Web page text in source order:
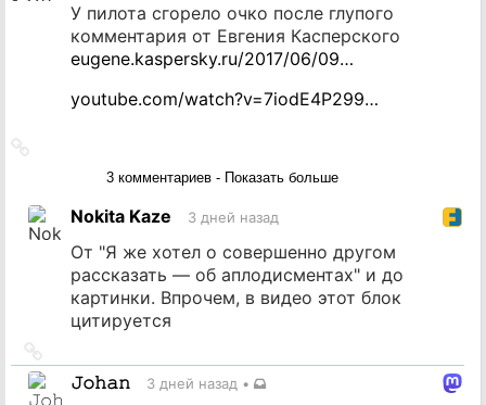
У пилота сгорело очко после глупого
комментария от Евгения Касперского
eugene.kaspersky.ru/2017/06/09…
youtube.com/watch?v=7iodE4P299…
3 комментариев - Показать больше
Nokita Kaze 3 дней назад
От "Я же хотел о совершенно другом
рассказать — об аплодисментах" и до
картинки. Впрочем, в видео этот блок
цитируется
на
источник
𝙹𝚘𝚑𝚊𝚗 3 дней назад •